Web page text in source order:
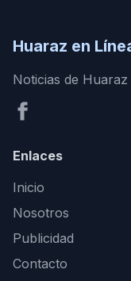
Huaraz en
Noticias de
Enlaces
Inicio
Nosotros
Publicidad
Contacto